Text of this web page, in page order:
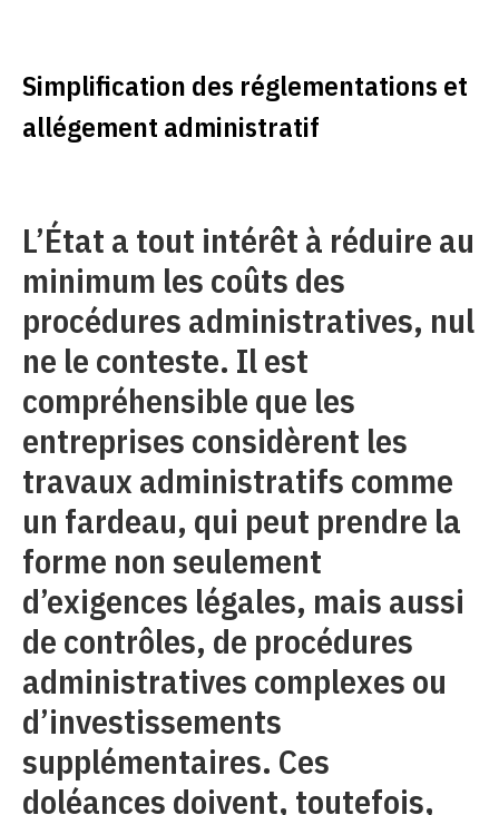
Simplification des réglementations et
allégement administratif
L’État a tout intérêt à réduire au
minimum les coûts des
procédures administratives, nul
ne le conteste. Il est
compréhensible que les
entreprises considèrent les
travaux administratifs comme
un fardeau, qui peut prendre la
forme non seulement
d’exigences légales, mais aussi
de contrôles, de procédures
administratives complexes ou
d’investissements
supplémentaires. Ces
doléances doivent, toutefois,